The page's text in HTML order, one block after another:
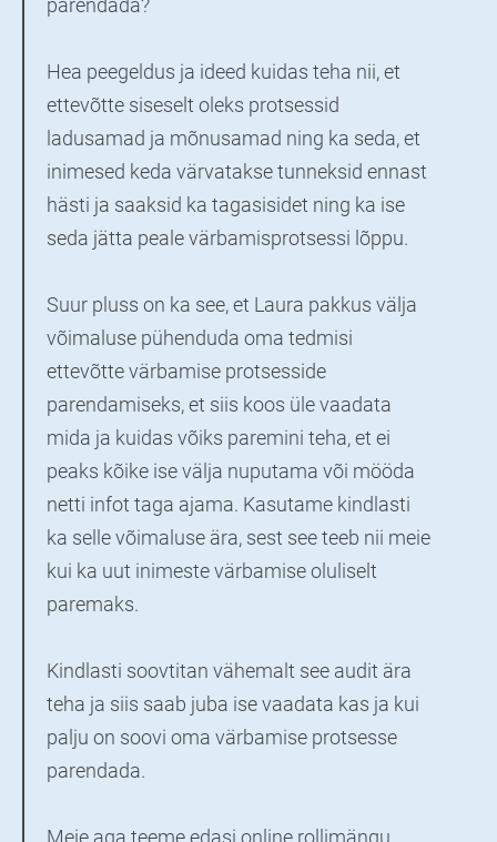
Hea peegeldus ja ideed kuidas teha nii, et
ettevõtte siseselt oleks protsessid
ladusamad ja mõnusamad ning ka seda, et
inimesed keda värvatakse tunneksid ennast
hästi ja saaksid ka tagasisidet ning ka ise
seda jätta peale värbamisprotsessi lõppu.
Suur pluss on ka see, et Laura pakkus välja
võimaluse pühenduda oma tedmisi
ettevõtte värbamise protsesside
parendamiseks, et siis koos üle vaadata
mida ja kuidas võiks paremini teha, et ei
peaks kõike ise välja nuputama või mööda
netti infot taga ajama. Kasutame kindlasti
ka selle võimaluse ära, sest see teeb nii meie
kui ka uut inimeste värbamise oluliselt
paremaks.
Kindlasti soovtitan vähemalt see audit ära
teha ja siis saab juba ise vaadata kas ja kui
palju on soovi oma värbamise protsesse
parendada.
Meie aga teeme edasi online rollimängu